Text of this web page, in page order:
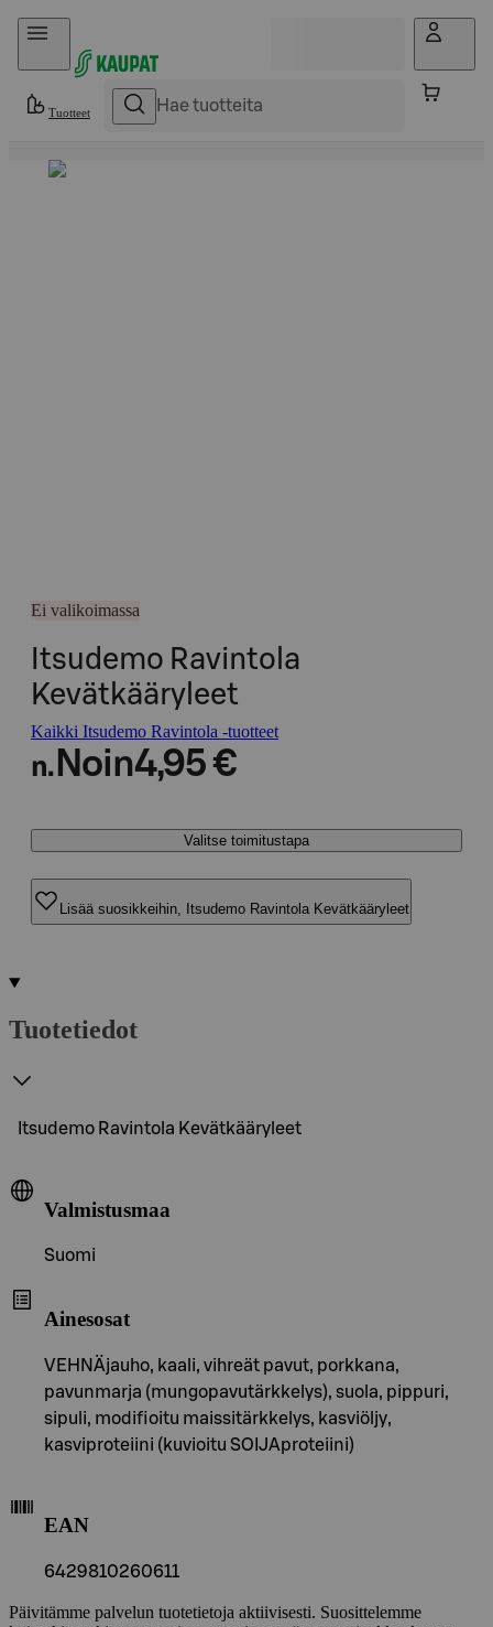
Hyppää sisältöön
Tuotteet
Ei valikoimassa
Itsudemo Ravintola
Kevätkääryleet
Kaikki Itsudemo Ravintola -tuotteet
n. Noin4,95 €
Valitse toimitustapa
Lisää suosikkeihin, Itsudemo Ravintola Kevätkääryleet
Tuotetiedot
Itsudemo Ravintola Kevätkääryleet
Valmistusmaa
Suomi
Ainesosat
VEHNÄjauho, kaali, vihreät pavut, porkkana,
pavunmarja (mungopavutärkkelys), suola, pippuri,
sipuli, modifioitu maissitärkkelys, kasviöljy,
kasviproteiini (kuvioitu SOIJAproteiini)
EAN
6429810260611
Päivitämme palvelun tuotetietoja aktiivisesti. Suosittelemme